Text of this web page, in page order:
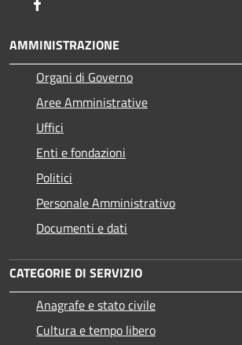
AMMINISTRAZIONE
Organi di Governo
Aree Amministrative
Uffici
Enti e fondazioni
Politici
Personale Amministrativo
Documenti e dati
CATEGORIE DI SERVIZIO
Anagrafe e stato civile
Cultura e tempo libero